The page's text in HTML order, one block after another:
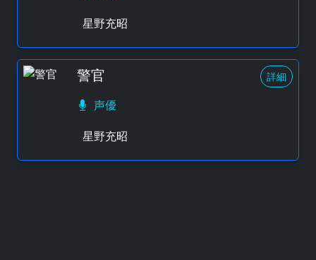
星野充昭
警官 詳細
声優
星野充昭